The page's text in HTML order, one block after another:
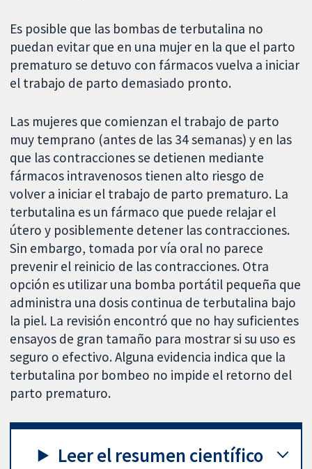
Es posible que las bombas de terbutalina no
puedan evitar que en una mujer en la que el parto
prematuro se detuvo con fármacos vuelva a iniciar
el trabajo de parto demasiado pronto.
Las mujeres que comienzan el trabajo de parto
muy temprano (antes de las 34 semanas) y en las
que las contracciones se detienen mediante
fármacos intravenosos tienen alto riesgo de
volver a iniciar el trabajo de parto prematuro. La
terbutalina es un fármaco que puede relajar el
útero y posiblemente detener las contracciones.
Sin embargo, tomada por vía oral no parece
prevenir el reinicio de las contracciones. Otra
opción es utilizar una bomba portátil pequeña que
administra una dosis continua de terbutalina bajo
la piel. La revisión encontró que no hay suficientes
ensayos de gran tamaño para mostrar si su uso es
seguro o efectivo. Alguna evidencia indica que la
terbutalina por bombeo no impide el retorno del
parto prematuro.
Leer el resumen científico